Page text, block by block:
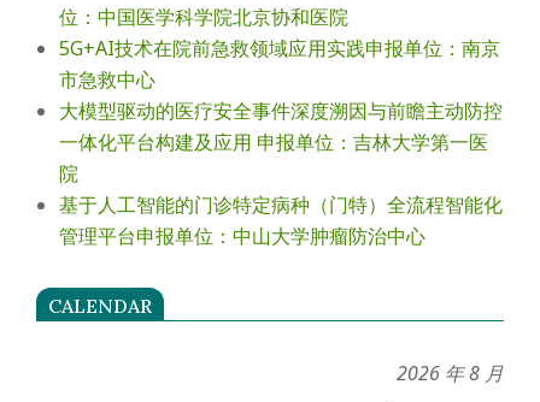
位：中国医学科学院北京协和医院
5G+AI技术在院前急救领域应用实践申报单位：南京
市急救中心
大模型驱动的医疗安全事件深度溯因与前瞻主动防控
一体化平台构建及应用 申报单位：吉林大学第一医
院
基于人工智能的门诊特定病种（门特）全流程智能化
管理平台申报单位：中山大学肿瘤防治中心
CALENDAR
2026 年 8 月